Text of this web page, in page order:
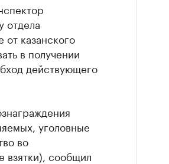
отдела
казанского
в получении
действующего
уголовные
во
взятки), сообщил